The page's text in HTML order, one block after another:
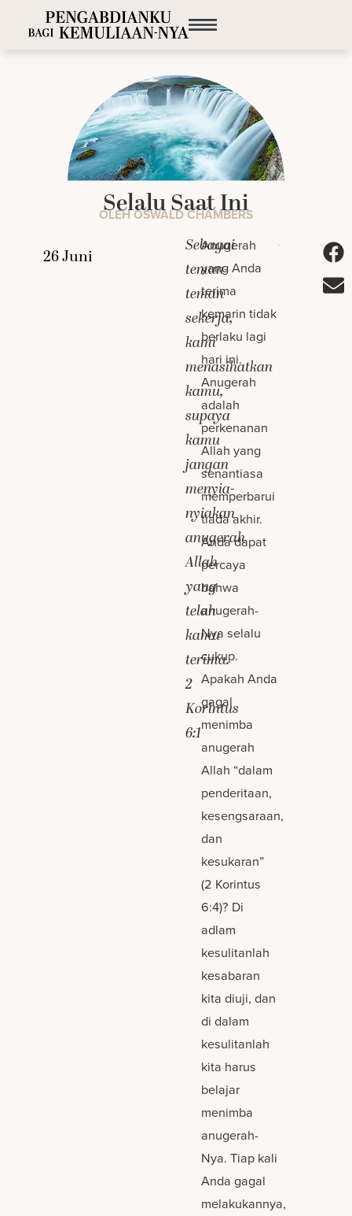
Selalu Saat Ini
OLEH OSWALD CHAMBERS
Sebagai
teman-
teman
sekerja,
kami
menasihatkan
kamu,
supaya
kamu
jangan
menyia-
nyiakan
anugerah
Allah
yang
telah
kamu
terima.
2
Korintus
6:1
Anugerah
yang Anda
terima
kemarin tidak
berlaku lagi
hari ini.
Anugerah
adalah
perkenanan
Allah yang
senantiasa
memperbarui
tiada akhir.
Anda dapat
percaya
bahwa
anugerah-
Nya selalu
cukup.
Apakah Anda
gagal
menimba
anugerah
Allah “dalam
penderitaan,
kesengsaraan,
dan
kesukaran”
(2 Korintus
6:4)? Di
adlam
kesulitanlah
kesabaran
kita diuji, dan
di dalam
kesulitanlah
kita harus
belajar
menimba
anugerah-
Nya. Tiap kali
Anda gagal
melakukannya,